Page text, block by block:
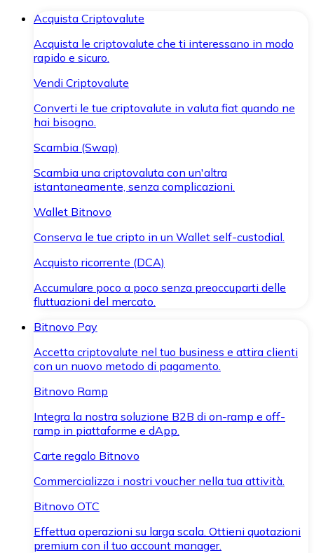
Acquista Criptovalute
Acquista le criptovalute che ti interessano in modo
rapido e sicuro.
Vendi Criptovalute
Converti le tue criptovalute in valuta fiat quando ne
hai bisogno.
Scambia (Swap)
Scambia una criptovaluta con un'altra
istantaneamente, senza complicazioni.
Wallet Bitnovo
Conserva le tue cripto in un Wallet self-custodial.
Acquisto ricorrente (DCA)
Accumulare poco a poco senza preoccuparti delle
fluttuazioni del mercato.
Bitnovo Pay
Accetta criptovalute nel tuo business e attira clienti
con un nuovo metodo di pagamento.
Bitnovo Ramp
Integra la nostra soluzione B2B di on-ramp e off-
ramp in piattaforme e dApp.
Carte regalo Bitnovo
Commercializza i nostri voucher nella tua attività.
Bitnovo OTC
Effettua operazioni su larga scala. Ottieni quotazioni
premium con il tuo account manager.